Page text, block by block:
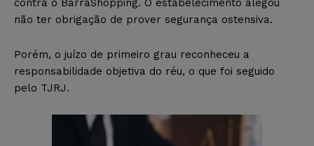
não ter obrigação de prover segurança ostensiva.
Porém, o juízo de primeiro grau reconheceu a
responsabilidade objetiva do réu, o que foi seguido
pelo TJRJ.